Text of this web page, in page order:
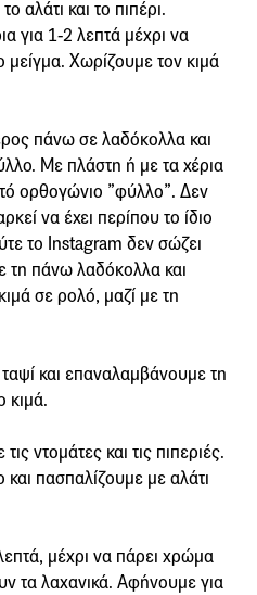
αλάτι και το πιπέρι.
για 1-2 λεπτά μέχρι να
Χωρίζουμε τον κιμά
πάνω σε λαδόκολλα και
Με πλάστη ή με τα χέρια
ορθογώνιο ”φύλλο”. Δεν
να έχει περίπου το ίδιο
το Instagram δεν σώζει
τη πάνω λαδόκολλα και
σε ρολό, μαζί με τη
και επαναλαμβάνουμε τη
κιμά.
ντομάτες και τις πιπεριές.
πασπαλίζουμε με αλάτι
μέχρι να πάρει χρώμα
τα λαχανικά. Αφήνουμε για